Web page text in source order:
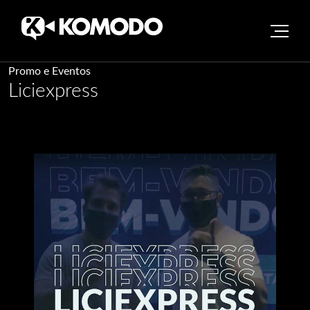
SkipPromo e Eventos
Liciexpress